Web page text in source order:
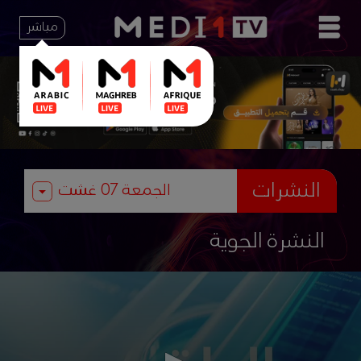
مباشر
النشرات
النشرة الجوية